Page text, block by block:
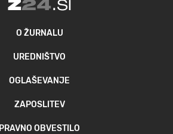
O ŽURNALU
UREDNIŠTVO
OGLAŠEVANJE
ZAPOSLITEV
PRAVNO OBVESTILO